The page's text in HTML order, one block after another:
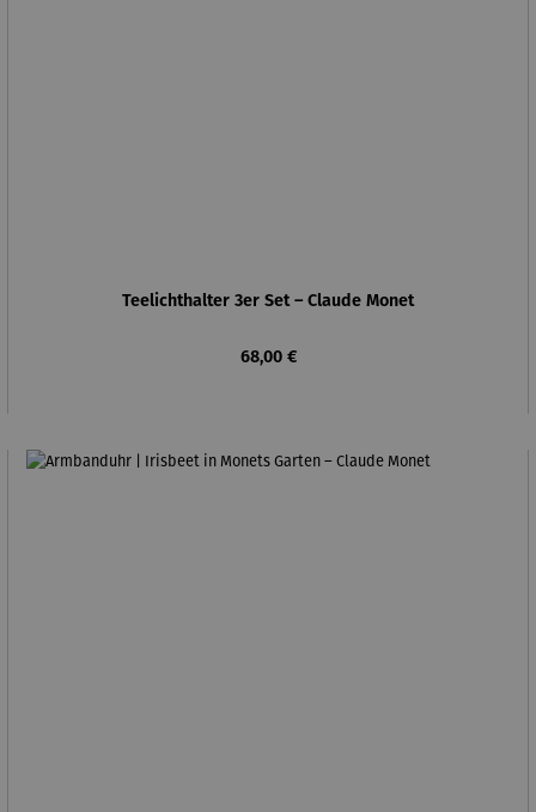
Teelichthalter 3er Set – Claude Monet
Regulärer Preis:
68,00 €